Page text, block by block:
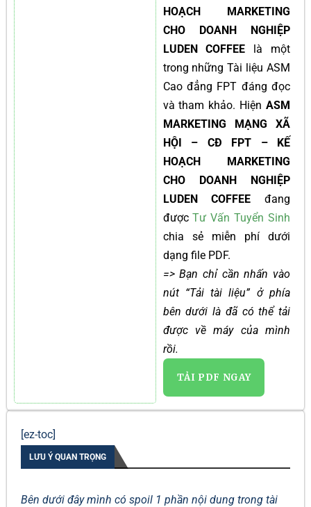
HOẠCH MARKETING
CHO DOANH NGHIỆP
LUDEN COFFEE là một
trong những Tài liệu ASM
Cao đẳng FPT đáng đọc
và tham khảo. Hiện ASM
MARKETING MẠNG XÃ
HỘI – CĐ FPT – KẾ
HOẠCH MARKETING
CHO DOANH NGHIỆP
LUDEN COFFEE đang
đượcTư Vấn Tuyển Sinh
chia sẻ miễn phí dưới
dạng file PDF.
=> Bạn chỉ cần nhấn vào
nút “Tải tài liệu” ở phía
bên dưới là đã có thể tải
được về máy của mình
rồi.
TẢI PDF NGAY
[ez-toc]
LƯU Ý QUAN TRỌNG
Bên dưới đây mình có spoil 1 phần nội dung trong tài